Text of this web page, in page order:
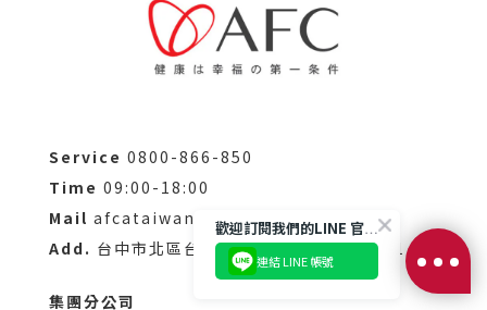
Service 0800-866-850
Time 09:00-18:00
Mail afcataiwan@afc-life.com
Add. 台中市北區台灣大道二段340號10樓之1
集團分公司
歡迎訂閱我們的LINE 官方帳號
連結 LINE 帳號